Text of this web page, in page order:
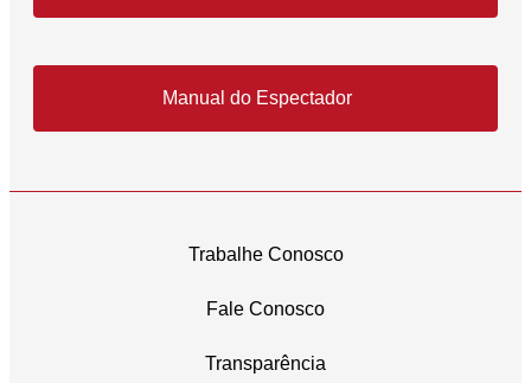
Manual do Espectador
Trabalhe Conosco
Fale Conosco
Transparência